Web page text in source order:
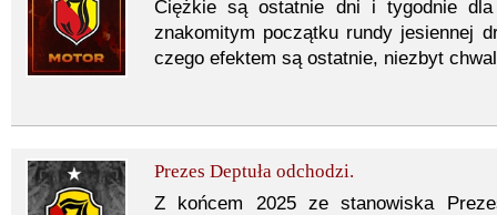
Ciężkie są ostatnie dni i tygodnie dla
znakomitym początku rundy jesiennej
czego efektem są ostatnie, niezbyt
Prezes Deptuła odchodzi.
Z końcem 2025 ze stanowiska